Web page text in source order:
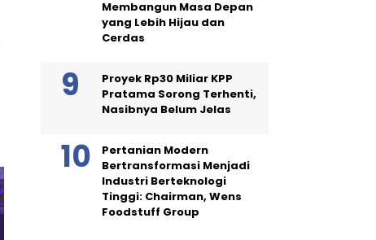
Membangun Masa Depan
yang Lebih Hijau dan
Cerdas
Proyek Rp30 Miliar KPP
Pratama Sorong Terhenti,
Nasibnya Belum Jelas
Pertanian Modern
Bertransformasi Menjadi
Industri Berteknologi
Tinggi: Chairman, Wens
Foodstuff Group